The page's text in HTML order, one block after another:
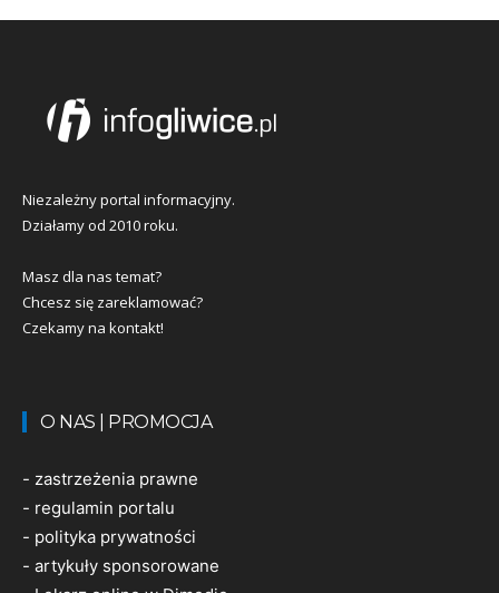
Niezależny portal informacyjny.
Działamy od 2010 roku.
Masz dla nas temat?
Chcesz się zareklamować?
Czekamy na kontakt!
O NAS | PROMOCJA
- zastrzeżenia prawne
- regulamin portalu
- polityka prywatności
- artykuły sponsorowane